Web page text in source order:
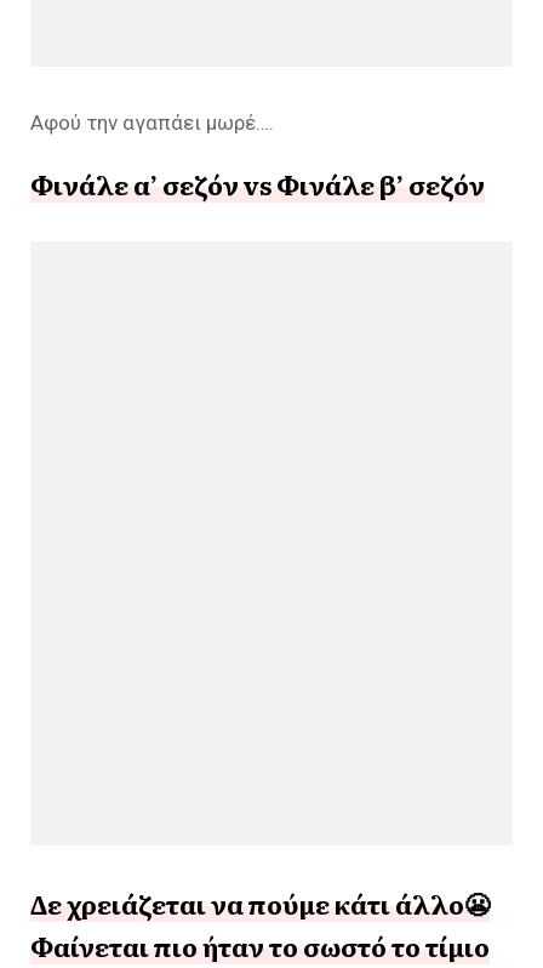
Αφού την αγαπάει μωρέ….
Φινάλε α’ σεζόν vs Φινάλε β’ σεζόν
Δε χρειάζεται να πούμε κάτι άλλο😬
Φαίνεται πιο ήταν το σωστό το τίμιο